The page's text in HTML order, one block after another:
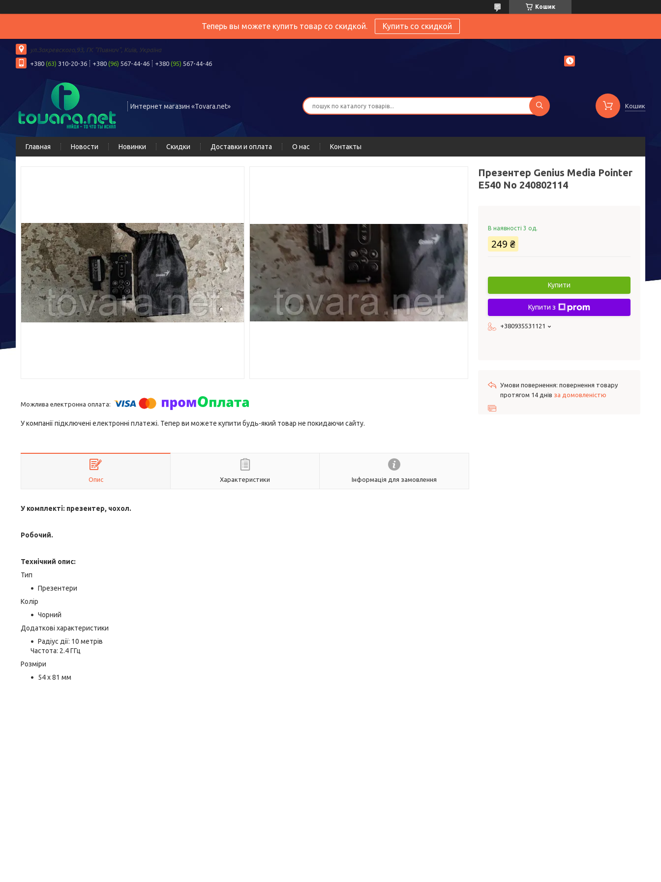
Кошик
Теперь вы можете купить товар со скидкой. Купить со скидкой
ул.Закревского,93, ГК "Пивнич", Київ, Україна
+380 (63) 310-20-36 +380 (96) 567-44-46 +380 (95) 567-44-46
Интернет магазин «Tovara.net» Кошик
Главная Новости Новинки Скидки Доставки и оплата О нас Контакты
У компанії підключені електронні платежі. Тепер ви можете купити будь-який товар не покидаючи сайту.
Опис Характеристики Інформація для замовлення
У комплекті: презентер, чохол.
Робочий.
Технічний опис:
Тип
Презентери
Колір
Чорний
Додаткові характеристики
Радіус дії: 10 метрів
Частота: 2.4 ГГц
Розміри
54 x 81 мм
Презентер Genius Media Pointer
E540 No 240802114
В наявності 3 од.
249 ₴
Купити
Купити з
+380935531121
повернення товару
протягом 14 днів за домовленістю